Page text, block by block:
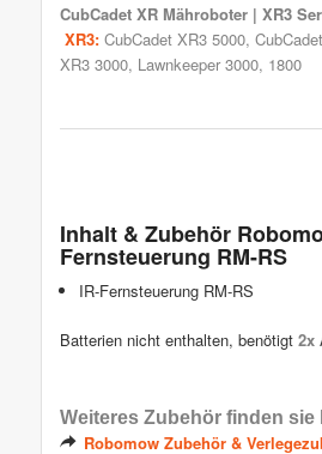
CubCadet XR Mähroboter| XR3
XR3: CubCadet XR3 5000,
XR3 3000, Lawnkeeper 3000, 1800
Inhalt & Zubehör
Fernsteuerung RM-RS
IR-Fernsteuerung RM-RS
Batterien nicht enthalten, benötigt 2x
Weiteres Zubehör finden sie
Robomow Zubehör &